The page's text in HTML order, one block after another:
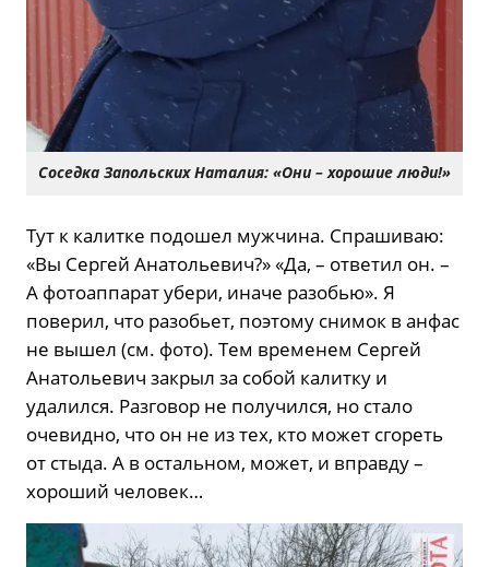
Соседка Запольских Наталия: «Они – хорошие люди!»
Тут к калитке подошел мужчина. Спрашиваю:
«Вы Сергей Анатольевич?» «Да, – ответил он. –
А фотоаппарат убери, иначе разобью». Я
поверил, что разобьет, поэтому снимок в анфас
не вышел (см. фото). Тем временем Сергей
Анатольевич закрыл за собой калитку и
удалился. Разговор не получился, но стало
очевидно, что он не из тех, кто может сгореть
от стыда. А в остальном, может, и вправду –
хороший человек…